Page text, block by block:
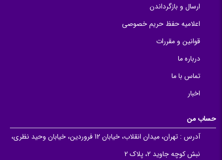
ارسال و بازگرداندن
اعلامیه حفظ حریم خصوصی
قوانین و مقررات
درباره ما
تماس با ما
اخبار
حساب من
آدرس :
تهران، میدان انقلاب، خیابان 12 فروردین، خیابان وحید نظری،
نبش کوچه جاوید 2، پلاک 2